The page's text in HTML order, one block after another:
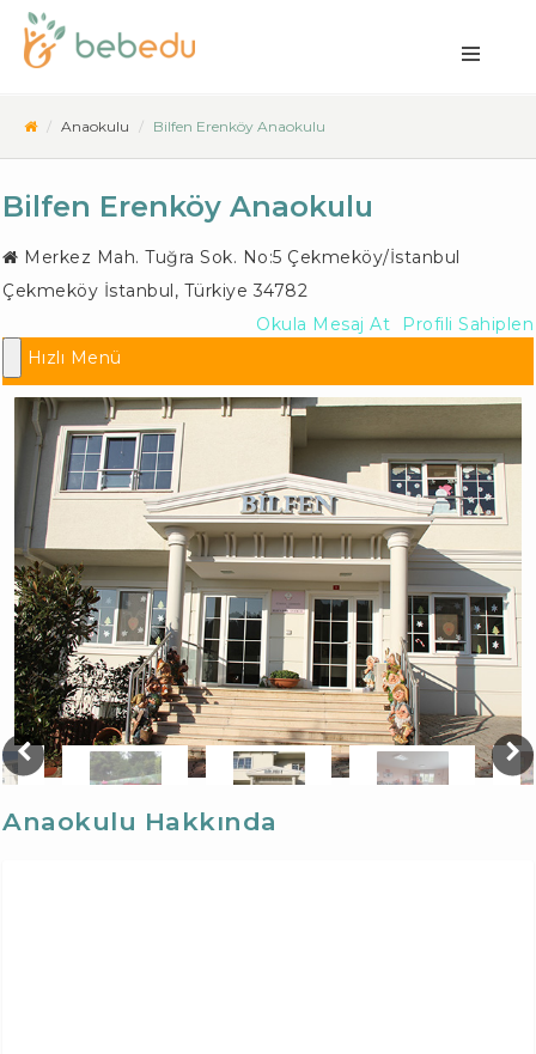
Anaokulu Bilfen Erenköy Anaokulu
Bilfen Erenköy Anaokulu
Merkez Mah. Tuğra Sok. No:5 Çekmeköy/İstanbul
Çekmeköy İstanbul, Türkiye 34782
Profili Sahiplen
Okula Mesaj At
Hızlı Menü
Anaokulu Hakkında